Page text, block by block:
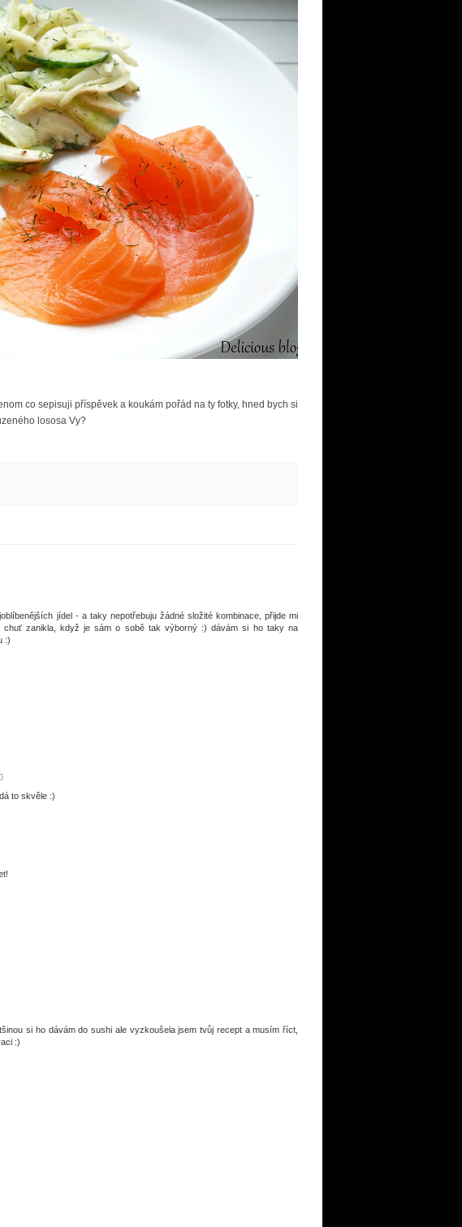
co sepisuji příspěvek a koukám pořád na ty fotky, hned bych si
lososa Vy?
jídel - a taky nepotřebuju žádné složité kombinace, přijde mi
zanikla, když je sám o sobě tak výborný :) dávám si ho taky na
:)
to skvěle :)
si ho dávám do sushi ale vyzkoušela jsem tvůj recept a musím říct,
:)